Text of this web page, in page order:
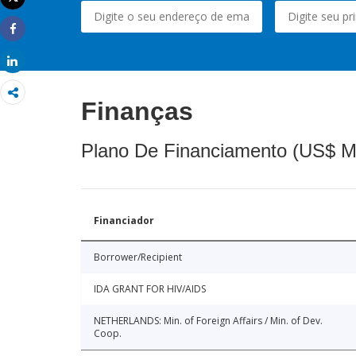
Imprimir
Share
Finanças
Plano De Financiamento (US$
Financiador
Borrower/Recipient
IDA GRANT FOR HIV/AIDS
NETHERLANDS: Min. of Foreign Affairs / Min. of Dev.
Coop.